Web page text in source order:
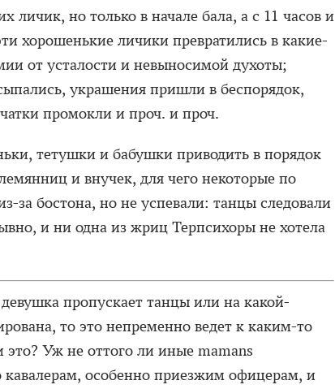
личик, но только в начале бала, а с 11 часов и
хорошенькие личики превратились в какие-
от усталости и невыносимой духоты;
украшения пришли в беспорядок,
промокли и проч. и проч.
тетушки и бабушки приводить в порядок
и внучек, для чего некоторые по
за бостона, но не успевали: танцы следовали
и ни одна из жриц Терпсихоры не хотела
пропускает танцы или на какой-
то это непременно ведет к каким-то
Уж не оттого ли иные mamans
кавалерам, особенно приезжим офицерам, и